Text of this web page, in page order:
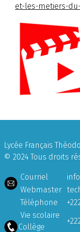
et-les-metiers-
Lycée Français
© 2024 Tous droits
Courriel
Webmaster
Téléphone
Vie scolaire
Collège